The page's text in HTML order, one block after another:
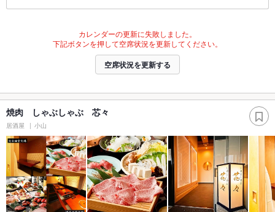
カレンダーの更新に失敗しました。
下記ボタンを押して空席状況を更新してください。
空席状況を更新する
焼肉 しゃぶしゃぶ 芯々
居酒屋 小山